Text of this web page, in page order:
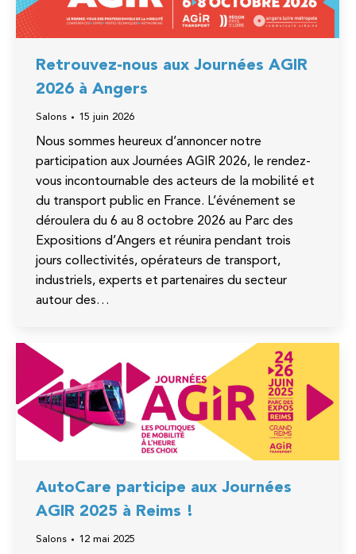
Retrouvez-nous aux Journées AGIR
2026 à Angers
Salons 15 juin 2026
Nous sommes heureux d’annoncer notre
participation aux Journées AGIR 2026, le rendez-
vous incontournable des acteurs de la mobilité et
du transport public en France. L’événement se
déroulera du 6 au 8 octobre 2026 au Parc des
Expositions d’Angers et réunira pendant trois
jours collectivités, opérateurs de transport,
industriels, experts et partenaires du secteur
autour des…
AutoCare participe aux Journées
AGIR 2025 à Reims !
Salons 12 mai 2025